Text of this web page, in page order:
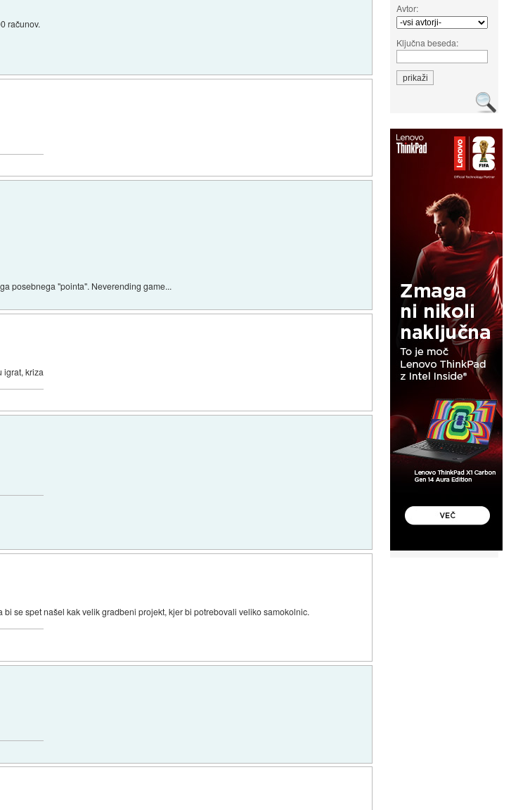
Avtor:
Ključna beseda:
računov.
posebnega "pointa". Neverending game...
igrat, kriza
se spet našel kak velik gradbeni projekt, kjer bi potrebovali veliko samokolnic.